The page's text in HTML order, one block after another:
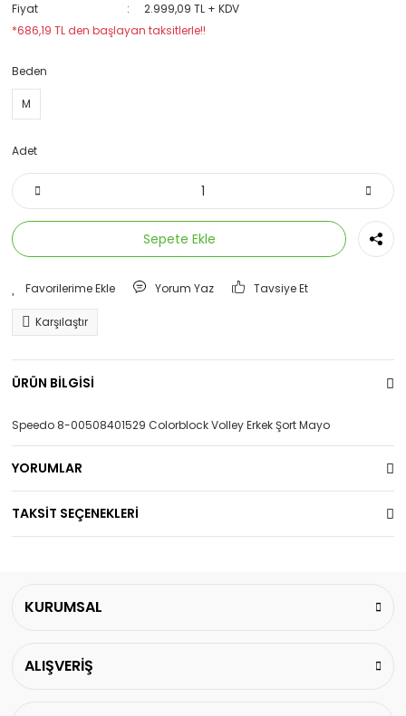
Fiyat
2.999,09 TL + KDV
*686,19 TL den başlayan taksitlerle!!
Beden
M
Adet
Sepete Ekle
Yorum Yaz Tavsiye Et
Karşılaştır
ÜRÜN BİLGİSİ
Speedo 8-00508401529 Colorblock Volley Erkek Şort Mayo
YORUMLAR
TAKSİT SEÇENEKLERİ
KURUMSAL
ALIŞVERİŞ